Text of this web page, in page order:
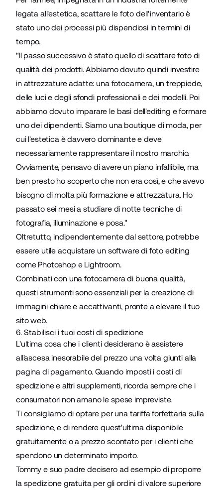
legata all'estetica, scattare le foto dell'inventario è
stato uno dei processi più dispendiosi in termini di
tempo.
"Il passo successivo è stato quello di scattare foto di
qualità dei prodotti. Abbiamo dovuto quindi investire
in attrezzature adatte: una fotocamera, un treppiede,
delle luci e degli sfondi professionali e dei modelli. Poi
abbiamo dovuto imparare le basi dell'editing e formare
uno dei dipendenti. Siamo una boutique di moda, per
cui l'estetica è davvero dominante e deve
necessariamente rappresentare il nostro marchio.
Ovviamente, pensavo di avere un piano infallibile, ma
ben presto ho scoperto che non era così, e che avevo
bisogno di molta più formazione e attrezzatura. Ho
passato sei mesi a studiare di notte tecniche di
fotografia, illuminazione e posa."
Oltretutto, indipendentemente dal settore, potrebbe
essere utile acquistare un software di foto editing
come Photoshop e Lightroom.
Combinati con una fotocamera di buona qualità,
questi strumenti sono essenziali per la creazione di
immagini chiare e accattivanti, pronte a elevare il tuo
sito web.
6. Stabilisci i tuoi costi di spedizione
L'ultima cosa che i clienti desiderano è assistere
all'ascesa inesorabile del prezzo una volta giunti alla
pagina di pagamento. Quando imposti i costi di
spedizione e altri supplementi, ricorda sempre che i
consumatori non amano le spese impreviste.
Ti consigliamo di optare per una tariffa forfettaria sulla
spedizione, e di rendere quest'ultima disponibile
gratuitamente o a prezzo scontato per i clienti che
spendono un determinato importo.
Tommy e suo padre decisero ad esempio di proporre
la spedizione gratuita per gli ordini di valore superiore